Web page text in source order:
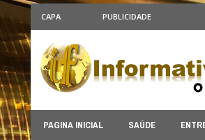
CAPA PUBLICIDADE
PAGINA INICIAL SAÚDE